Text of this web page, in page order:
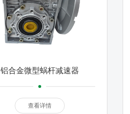
铝合金微型蜗杆减速器
查看详情